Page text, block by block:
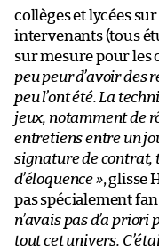
collèges et lycées
intervenants (tous
sur mesure pour les
peu peur d’avoir
peu l’ont été. La
jeux, notamment de
entretiens entre un
signature de contrat,
d’éloquence », glisse
pas spécialement fan
n’avais pas d’a
tout cet univers.